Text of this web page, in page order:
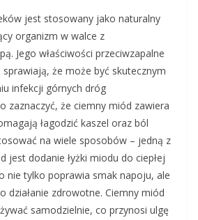
jest stosowany jako naturalny
organizm w walce z
Jego właściwości przeciwzapalne
że może być skutecznym
infekcji górnych dróg
zaznaczyć, że ciemny miód zawiera
łagodzić kaszel oraz ból
na wiele sposobów – jedną z
jest dodanie łyżki miodu do ciepłej
nie tylko poprawia smak napoju, ale
działanie zdrowotne. Ciemny miód
samodzielnie, co przynosi ulgę